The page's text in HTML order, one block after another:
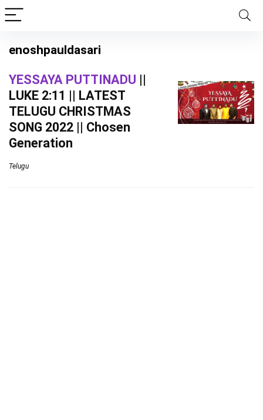
enoshpauldasari
YESSAYA PUTTINADU ||
LUKE 2:11 || LATEST
TELUGU CHRISTMAS
SONG 2022 || Chosen
Generation
Telugu